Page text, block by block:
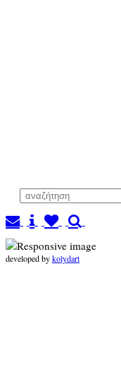
developed bykolydart